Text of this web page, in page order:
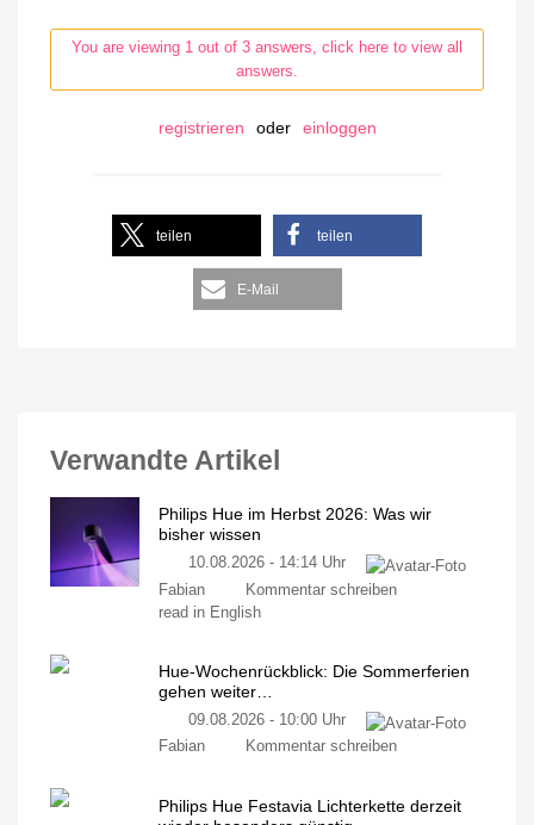
You are viewing 1 out of 3 answers, click here to view all
answers.
registrieren oder einloggen
teilen teilen
E-Mail
Verwandte Artikel
Philips Hue im Herbst 2026: Was wir
bisher wissen
10.08.2026 - 14:14 Uhr
Fabian
Kommentar schreiben
read in English
Hue-Wochenrückblick: Die Sommerferien
gehen weiter…
09.08.2026 - 10:00 Uhr
Fabian
Kommentar schreiben
Philips Hue Festavia Lichterkette derzeit